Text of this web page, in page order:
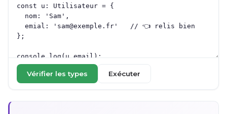
Vérifier les types Exécuter